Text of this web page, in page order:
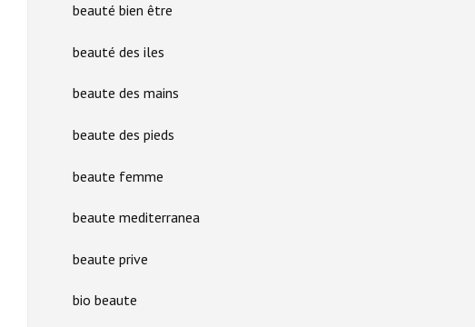
beauté bien être
beauté des iles
beaute des mains
beaute des pieds
beaute femme
beaute mediterranea
beaute prive
bio beaute